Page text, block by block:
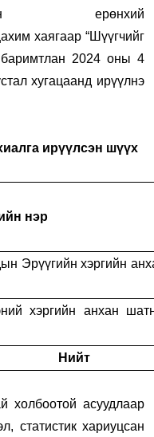
ерөнхий
хаягаар “Шүүгчийг
2024 оны 4
хугацаанд ирүүлнэ
ирүүлсэн шүүх
нэр
Эрүүгийн хэргийн
хэргийн анхан
асуудлаар
статистик хариуцсан